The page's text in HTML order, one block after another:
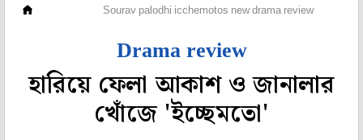
Sourav palodhi icchemotos new drama review
Drama review
হারিয়ে ফেলা আকাশ ও জানালার
খোঁজে 'ইচ্ছেমতো'